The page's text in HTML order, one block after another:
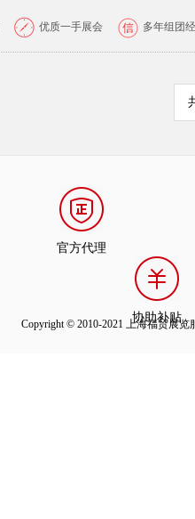
优质一手展会 多年组团
官方代理
协助补贴
Copyright © 2010-2021 上海福贸展